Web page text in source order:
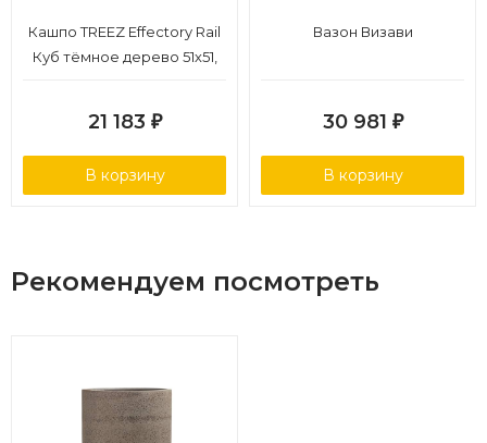
Кашпо TREEZ Effectory Rail
Куб тёмное дерево 51х51,
21 183 ₽
В корзину
Вазон Визави
30 981 ₽
В корзину
Рекомендуем посмотреть